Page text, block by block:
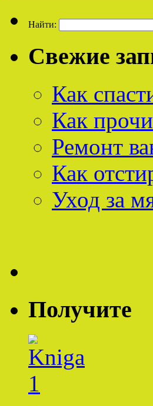
Найти:
Свежие
Как
Как
Ремонт
Как
Уход за
Получите